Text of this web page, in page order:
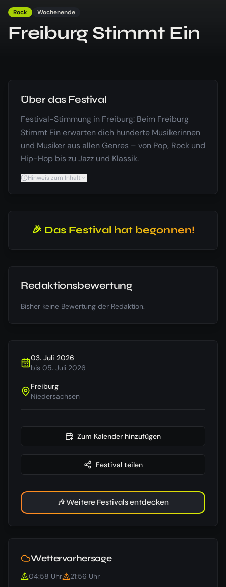
Rock Wochenende
Freiburg Stimmt Ein
Über das Festival
Festival-Stimmung in Freiburg: Beim Freiburg
Stimmt Ein erwarten dich hunderte Musikerinnen
und Musiker aus allen Genres – von Pop, Rock und
Hip-Hop bis zu Jazz und Klassik.
Hinweis zum Inhalt
🎉 Das Festival hat begonnen!
Redaktionsbewertung
Bisher keine Bewertung der Redaktion.
03. Juli 2026
bis 05. Juli 2026
Freiburg
Niedersachsen
Zum Kalender hinzufügen
Festival teilen
🎶 Weitere Festivals entdecken
Wettervorhersage
04:58 Uhr 21:56 Uhr